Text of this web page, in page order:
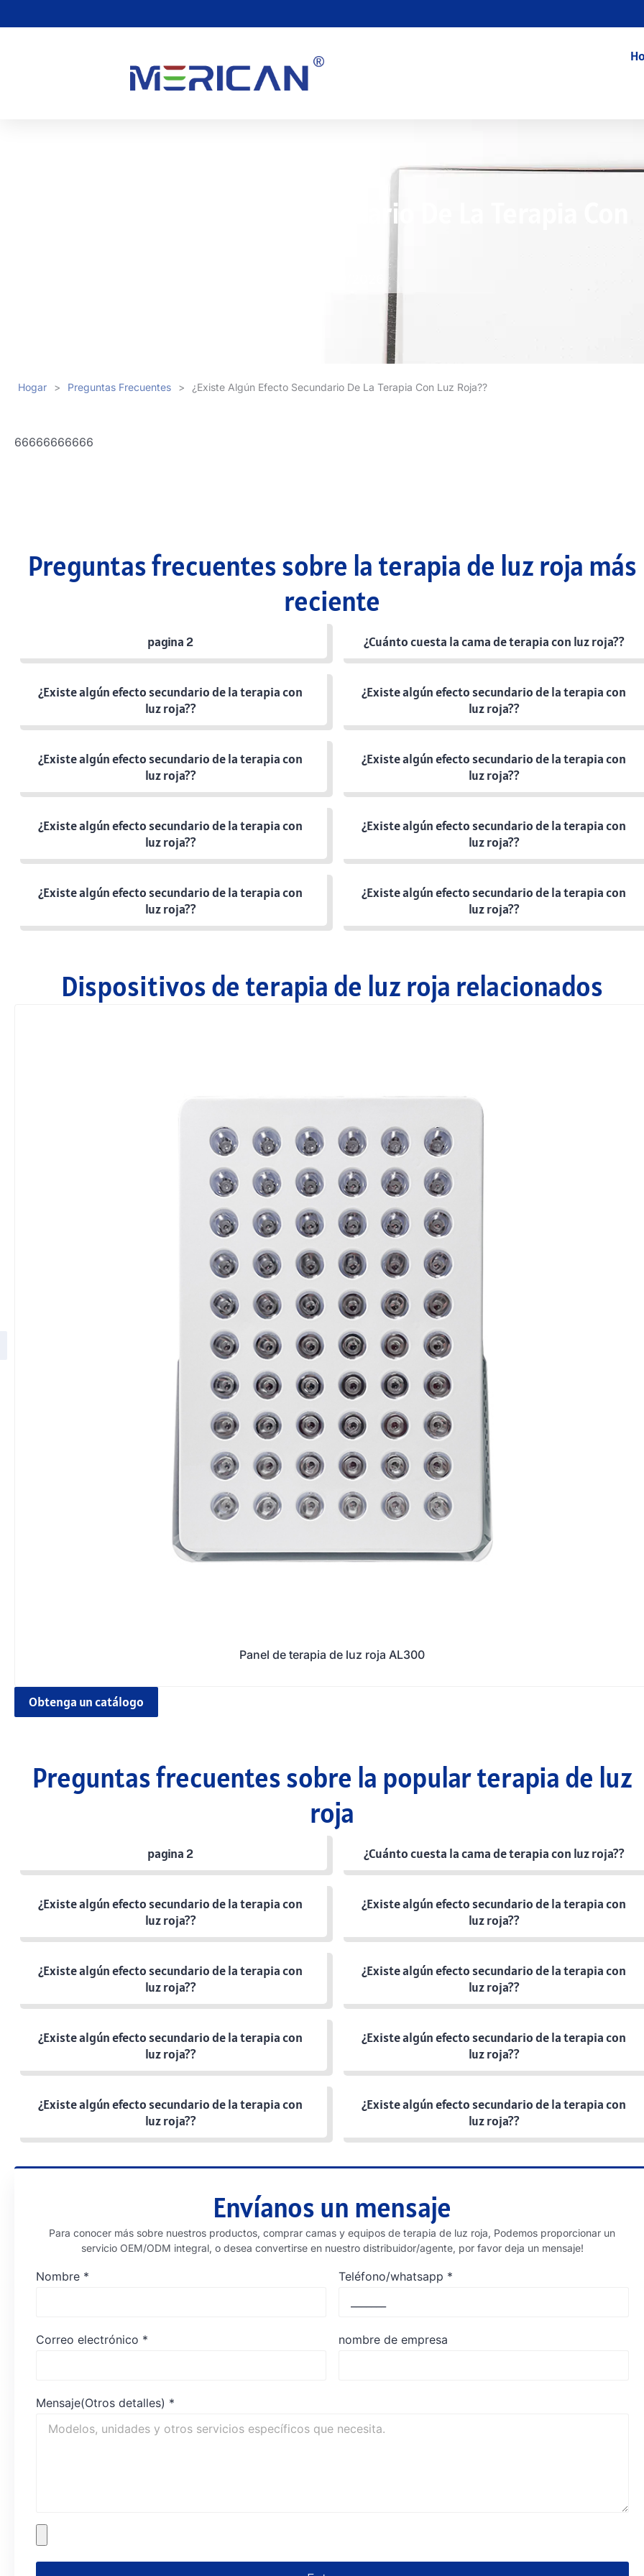
¿Existe Algún Efecto Secundario De La Terapia Con
Hogar > Preguntas Frecuentes > ¿Existe Algún Efecto Secundario De La Terapia Con Luz Roja??
66666666666
Preguntas frecuentes sobre la terapia de luz roja más
reciente
pagina 2 ¿Cuánto cuesta la cama de terapia con luz roja??
¿Existe algún efecto secundario de la terapia con
luz roja??
¿Existe algún efecto secundario de la terapia con
luz roja??
¿Existe algún efecto secundario de la terapia con
luz roja??
¿Existe algún efecto secundario de la terapia con
luz roja??
¿Existe algún efecto secundario de la terapia con
luz roja??
¿Existe algún efecto secundario de la terapia con
luz roja??
¿Existe algún efecto secundario de la terapia con
luz roja??
¿Existe algún efecto secundario de la terapia con
luz roja??
Dispositivos de terapia de luz roja relacionados
Panel de terapia de luz roja AL300
Obtenga un catálogo
Preguntas frecuentes sobre la popular terapia de luz
roja
pagina 2 ¿Cuánto cuesta la cama de terapia con luz roja??
¿Existe algún efecto secundario de la terapia con
luz roja??
¿Existe algún efecto secundario de la terapia con
luz roja??
¿Existe algún efecto secundario de la terapia con
luz roja??
¿Existe algún efecto secundario de la terapia con
luz roja??
¿Existe algún efecto secundario de la terapia con
luz roja??
¿Existe algún efecto secundario de la terapia con
luz roja??
¿Existe algún efecto secundario de la terapia con
luz roja??
¿Existe algún efecto secundario de la terapia con
luz roja??
Envíanos un mensaje
Para conocer más sobre nuestros productos, comprar camas y equipos de terapia de luz roja, Podemos proporcionar un
servicio OEM/ODM integral, o desea convertirse en nuestro distribuidor/agente, por favor deja un mensaje!
Nombre * Teléfono/whatsapp *
Correo electrónico * nombre de empresa
Mensaje(Otros detalles) *